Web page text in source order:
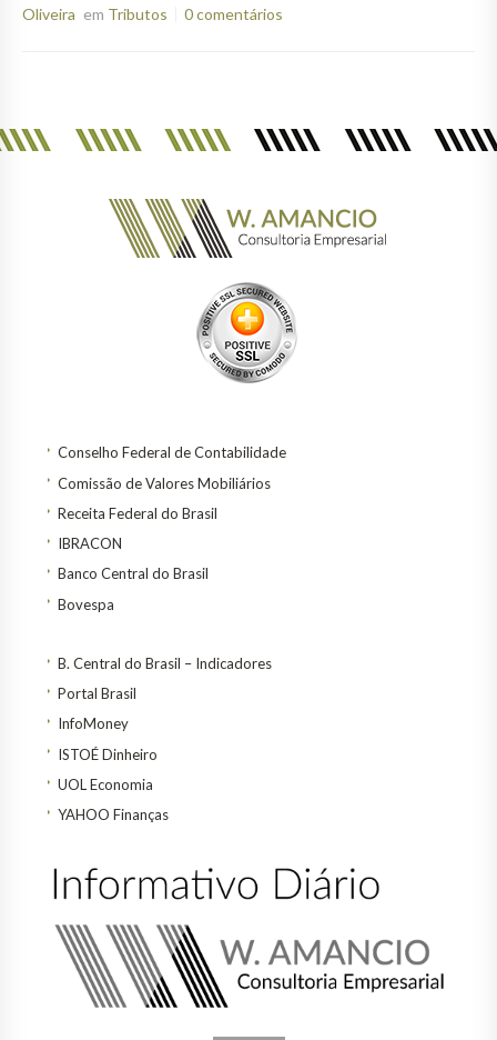
Oliveira em Tributos 0 comentários
Conselho Federal de Contabilidade
Comissão de Valores Mobiliários
Receita Federal do Brasil
IBRACON
Banco Central do Brasil
Bovespa
B. Central do Brasil – Indicadores
Portal Brasil
InfoMoney
ISTOÉ Dinheiro
UOL Economia
YAHOO Finanças